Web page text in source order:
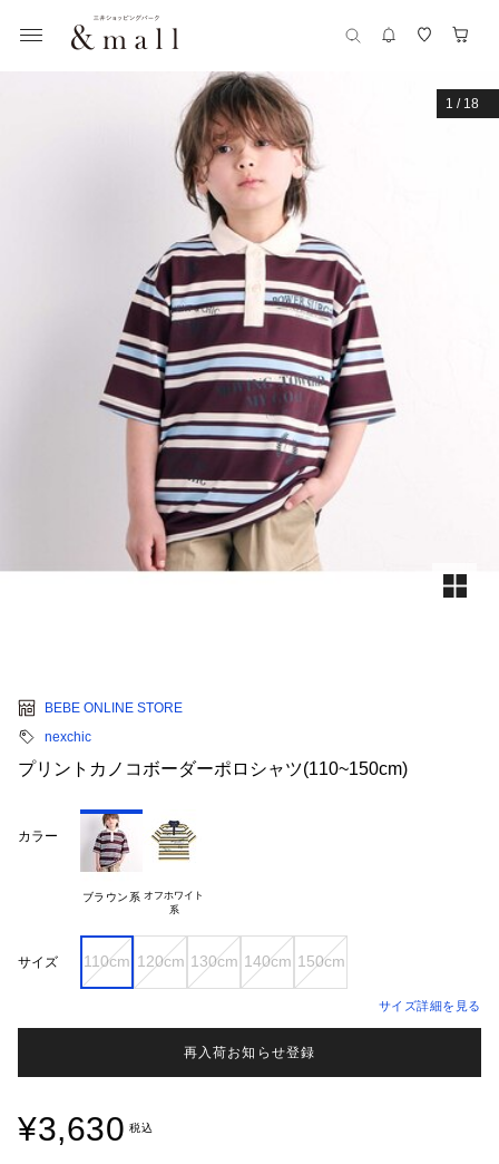
1 / 18
BEBE ONLINE STORE
nexchic
プリントカノコボーダーポロシャツ(110~150cm)
カラー
ブラウン系 オフホワイト
系
サイズ 110cm 120cm 130cm 140cm 150cm
サイズ詳細を見る
再入荷お知らせ登録
¥3,630 税込